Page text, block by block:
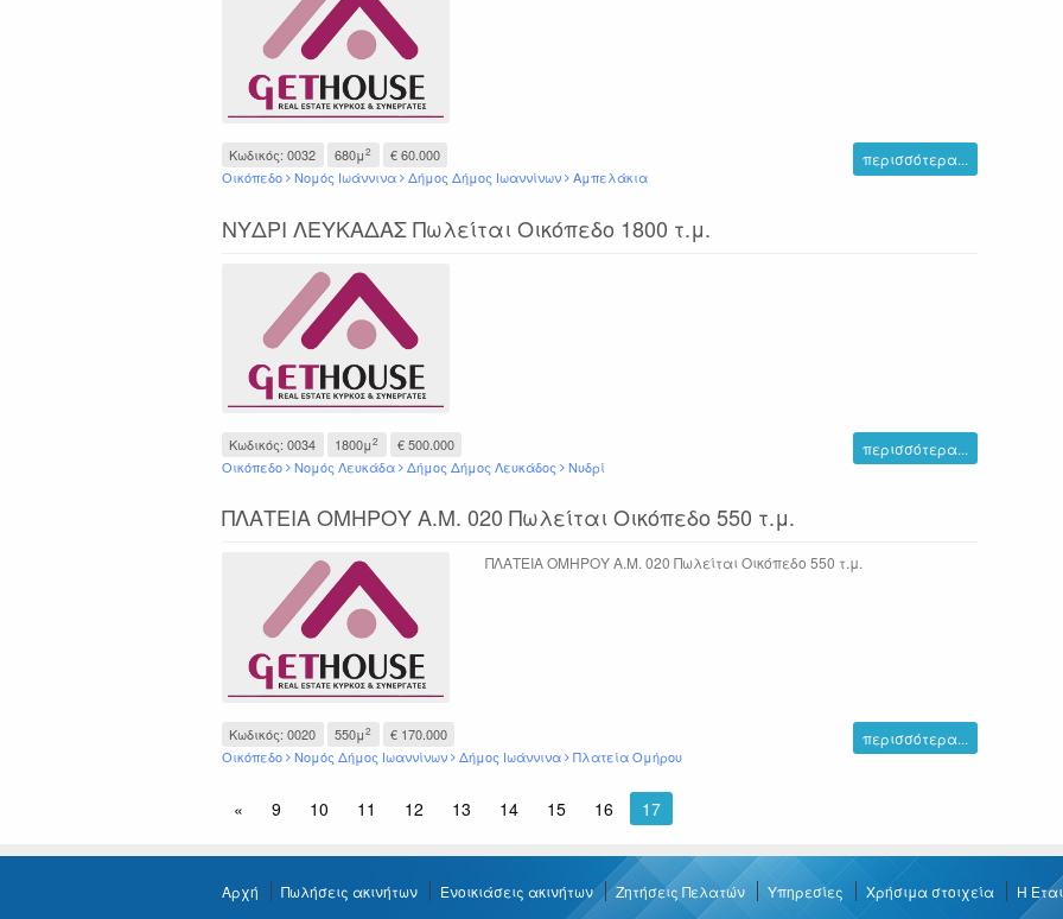
Κωδικός: 0032 680μ2
€ 60.000
Οικόπεδο
Νομός Ιωάννινα Δήμος Δήμος Ιωαννίνων Αμπελάκια
περισσότερα...
ΝΥΔΡΙ ΛΕΥΚΑΔΑΣ Πωλείται Οικόπεδο 1800 τ.μ.
Κωδικός: 0034 1800μ2
€ 500.000
Οικόπεδο
Νομός Λευκάδα Δήμος Δήμος Λευκάδος Νυδρί
περισσότερα...
ΠΛΑΤΕΙΑ ΟΜΗΡΟΥ Α.Μ. 020 Πωλείται Οικόπεδο 550 τ.μ.
ΠΛΑΤΕΙΑ ΟΜΗΡΟΥ Α.Μ. 020 Πωλείται Οικόπεδο 550 τ.μ.
Κωδικός: 0020 550μ2
€ 170.000
Οικόπεδο
Νομός Δήμος Ιωαννίνων Δήμος Ιωάννινα Πλατεία Ομήρου
περισσότερα...
« 9 10 11 12 13 14 15 16
είστε
σελίδα
17
Αρχή Πωλήσεις ακινήτων Ενοικιάσεις ακινήτων Ζητήσεις Πελατών Υπηρεσίες Χρήσιμα στοιχεία Η